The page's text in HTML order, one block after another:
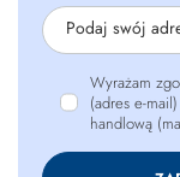
Podaj swój
Wyrażam
(adres e-
handlową